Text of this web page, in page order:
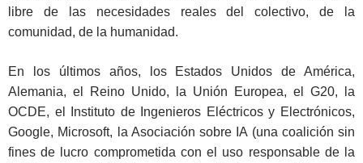
libre de las necesidades reales del colectivo, de la
comunidad, de la humanidad.
En los últimos años, los Estados Unidos de América,
Alemania, el Reino Unido, la Unión Europea, el G20, la
OCDE, el Instituto de Ingenieros Eléctricos y Electrónicos,
Google, Microsoft, la Asociación sobre IA (una coalición sin
fines de lucro comprometida con el uso responsable de la